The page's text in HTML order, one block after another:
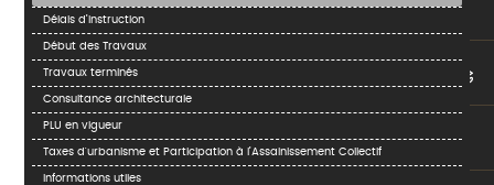
Délais d’instruction
Début des Travaux
Travaux terminés
Consultance architecturale
PLU en vigueur
Taxes d'urbanisme et Participation à l’Assainissement Collectif
Informations utiles